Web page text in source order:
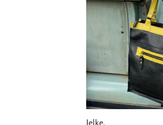
Jelke.